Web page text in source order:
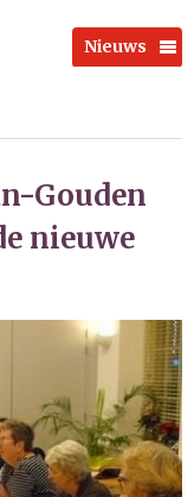
Nieuws
Gouden
nieuwe